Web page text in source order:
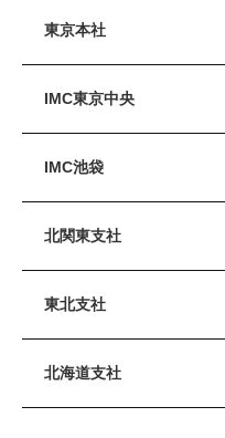
東京本社
IMC東京中央
IMC池袋
北関東支社
東北支社
北海道支社